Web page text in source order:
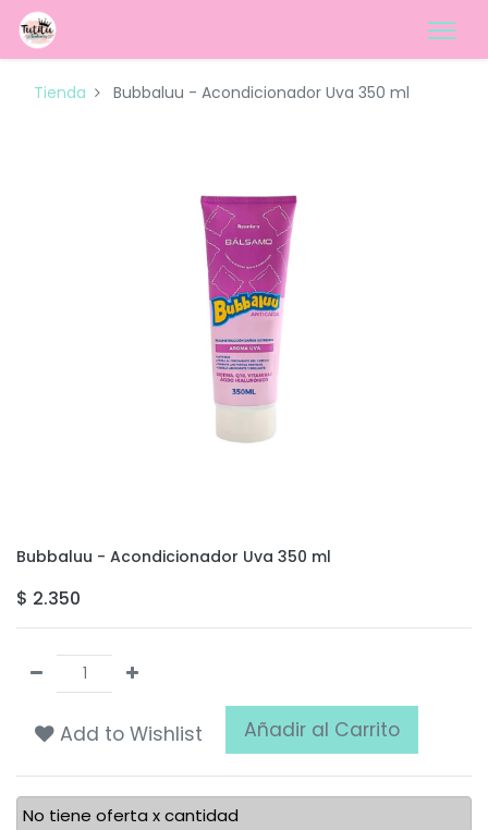
Tienda Bubbaluu - Acondicionador Uva 350 ml
Bubbaluu - Acondicionador Uva 350 ml
$ 2.350
Add to Wishlist Añadir al Carrito
No tiene oferta x cantidad